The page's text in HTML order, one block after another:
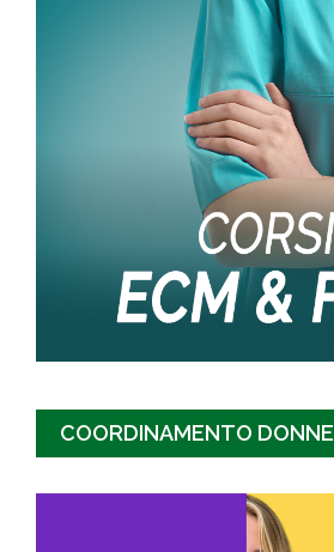
COORDINAMENTO DONNE